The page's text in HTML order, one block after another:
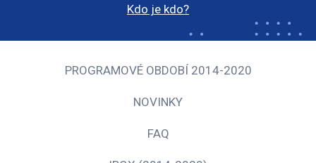
Kdo je kdo?
PROGRAMOVÉ OBDOBÍ 2014-2020
NOVINKY
FAQ